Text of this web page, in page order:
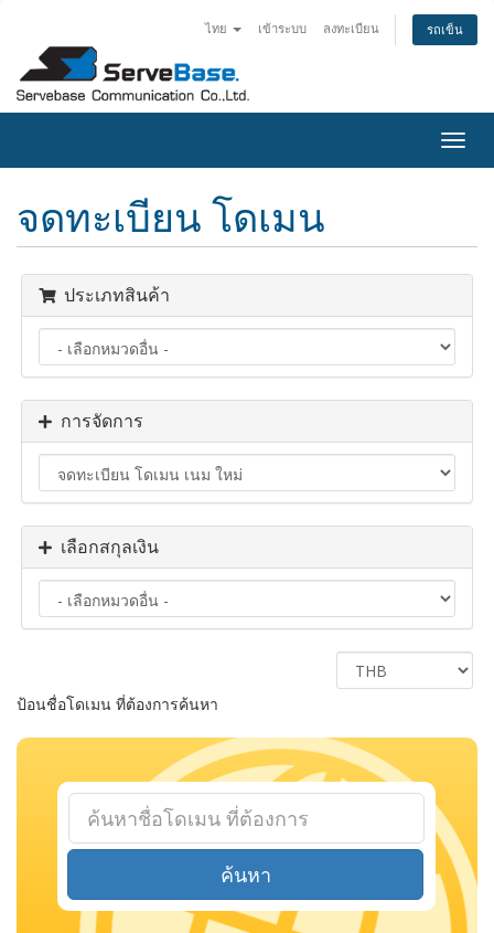
ไทย เข้าระบบ ลงทะเบียน รถเข็น
จดทะเบียน โดเมน
ประเภทสินค้า
การจัดการ
เลือกสกุลเงิน
ป้อนชื่อโดเมน ที่ต้องการค้นหา
ค้นหา